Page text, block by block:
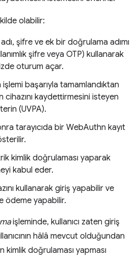
olabilir:
şifre ve ek bir doğrulama adımı
şifre veya OTP) kullanarak
oturum açar.
başarıyla tamamlandıktan
kaydettirmesini isteyen
(UVPA).
tarayıcıda bir WebAuthn kayıt
kimlik doğrulaması yaparak
kabul eder.
kullanarak giriş yapabilir ve
ödeme yapabilir.
işleminde, kullanıcı zaten giriş
hâlâ mevcut olduğundan
kimlik doğrulaması yapması